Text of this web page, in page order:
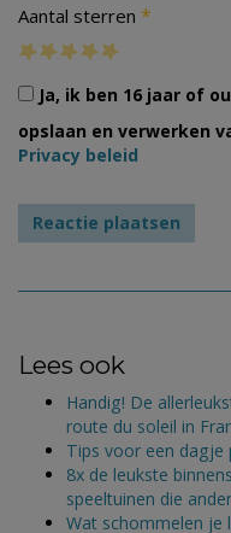
Aantal sterren *
Ja, ik ben 16 jaar of
opslaan en verwerken
Privacy beleid
Lees ook
Handig! De
route du soleil in
Tips voor een dagje
8x de leukste
speeltuinen die
Wat schommelen je